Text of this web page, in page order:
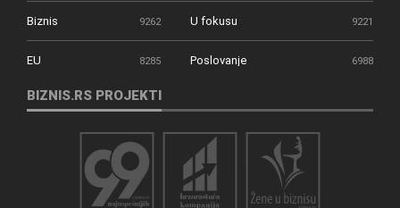
Biznis 9262 U fokusu 9221
EU 8285 Poslovanje 6988
BIZNIS.RS PROJEKTI